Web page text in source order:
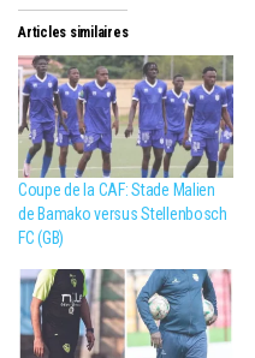
Articles similaires
Coupe de la CAF: Stade Malien
de Bamako versus Stellenbosch
FC (GB)